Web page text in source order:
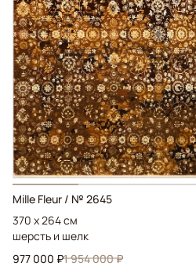
Mille Fleur / № 2645
370 x 264 см
шерсть и шелк
977 000 ₽1 954 000 ₽